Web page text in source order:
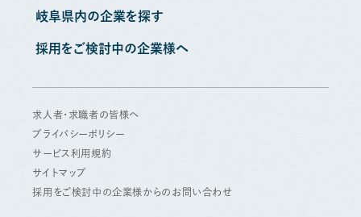
岐阜県内の企業を探す
採用をご検討中の企業様へ
求人者・求職者の皆様へ
プライバシーポリシー
サービス利用規約
サイトマップ
採用をご検討中の企業様からのお問い合わせ